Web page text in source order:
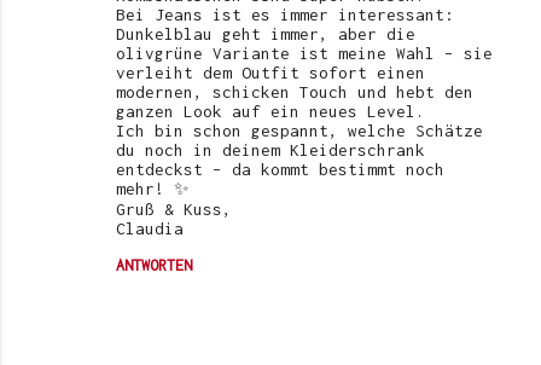
Bei Jeans ist es immer interessant:
Dunkelblau geht immer, aber die
olivgrüne Variante ist meine Wahl – sie
verleiht dem Outfit sofort einen
modernen, schicken Touch und hebt den
ganzen Look auf ein neues Level.
Ich bin schon gespannt, welche Schätze
du noch in deinem Kleiderschrank
entdeckst – da kommt bestimmt noch
mehr! ✨
Gruß & Kuss,
Claudia
ANTWORTEN